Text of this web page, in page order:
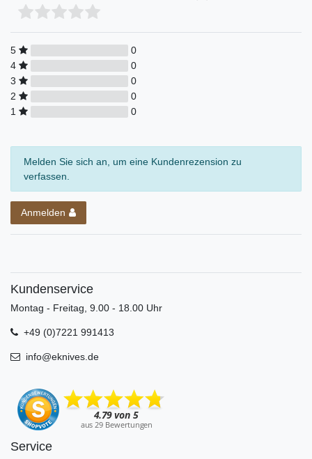
5
0
4
0
3
0
2
0
1
0
Melden Sie sich an, um eine Kundenrezension zu
verfassen.
Anmelden
Kundenservice
Montag - Freitag, 9.00 - 18.00 Uhr
+49 (0)7221 991413
info@eknives.de
Service